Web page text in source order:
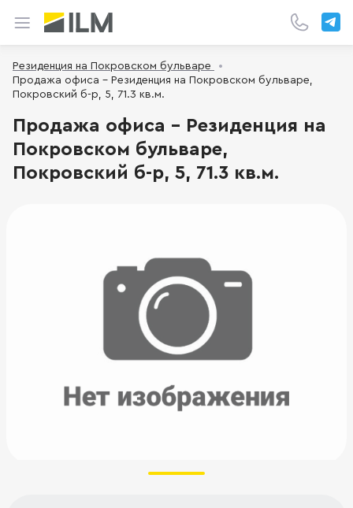
Резиденция на Покровском бульваре
Продажа офиса - Резиденция на Покровском бульваре,
Покровский б-р, 5, 71.3 кв.м.
Продажа офиса - Резиденция на
Покровском бульваре,
Покровский б-р, 5, 71.3 кв.м.